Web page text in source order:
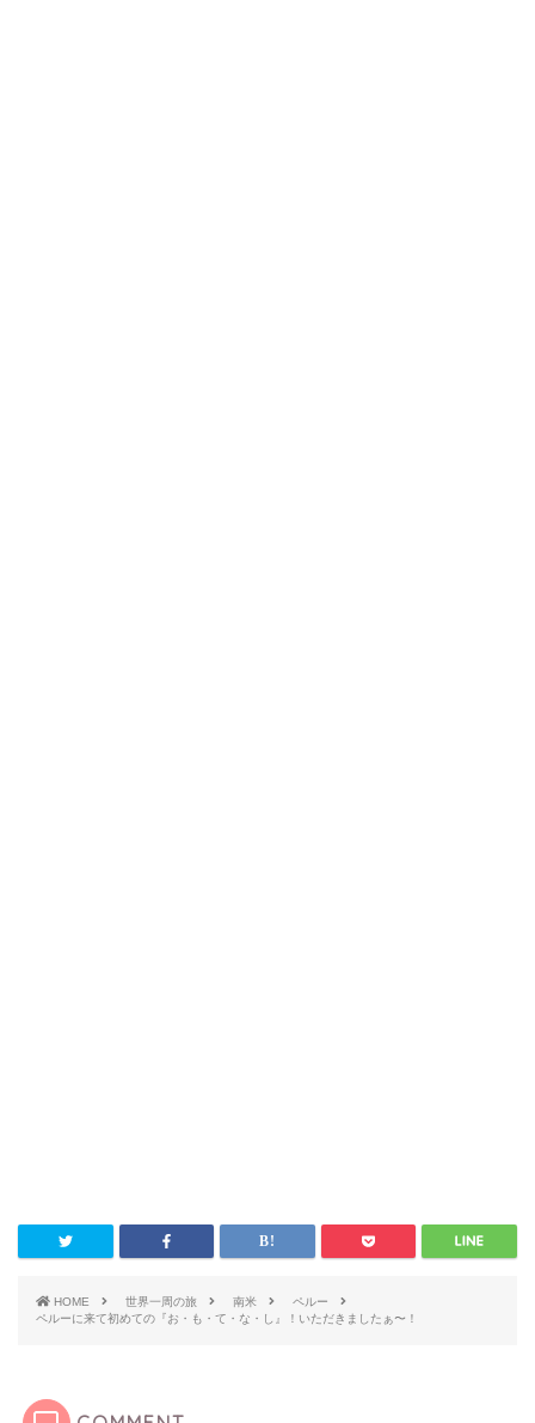
HOME 世界一周の旅 南米
ペルー
ペルーに来て初めての『お・も・て・な・し』！いただきましたぁ〜！